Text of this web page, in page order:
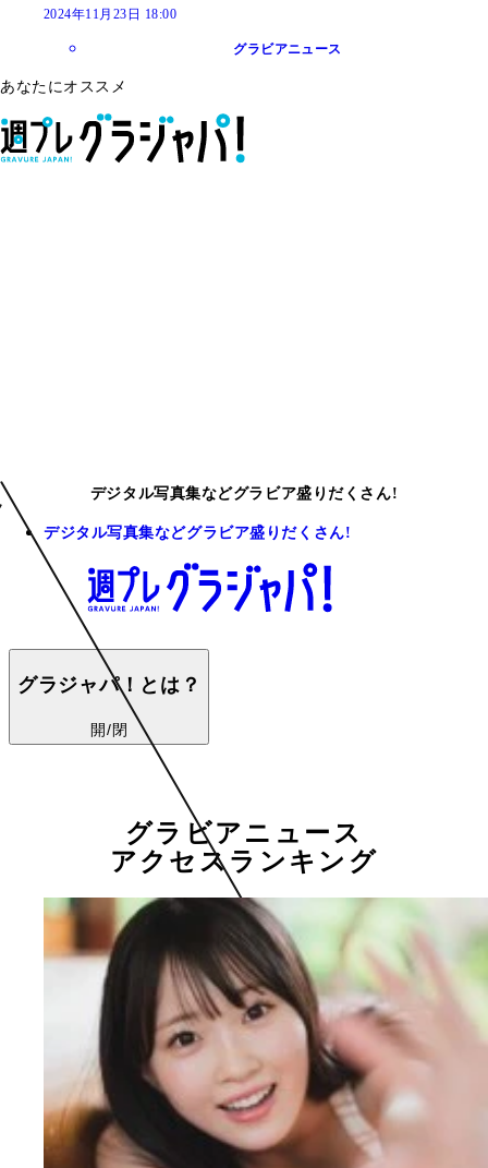
2024年11月23日 18:00
グラビアニュース
あなたにオススメ
デジタル写真集などグラビア盛りだくさん!
デジタル写真集などグラビア盛りだくさん!
グラジャパ！とは？
開/閉
グラビアニュース
アクセスランキング